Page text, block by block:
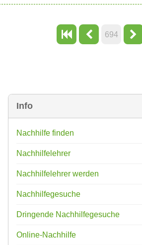
Info
Nachhilfe finden
Nachhilfelehrer
Nachhilfelehrer werden
Nachhilfegesuche
Dringende Nachhilfegesuche
Online-Nachhilfe
694